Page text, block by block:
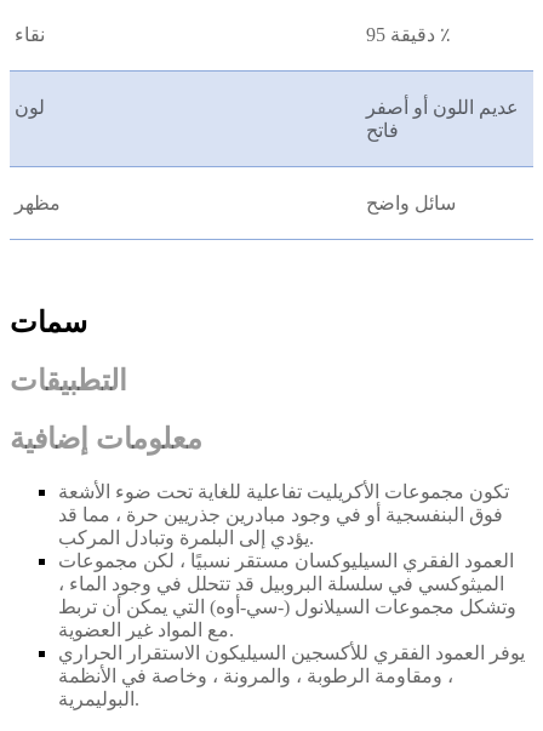
نقاء دقيقة 95 ٪
لون
عديم اللون أو أصفر
فاتح
مظهر سائل واضح
سمات
التطبيقات
معلومات إضافية
تكون مجموعات الأكريليت تفاعلية للغاية تحت ضوء الأشعة
فوق البنفسجية أو في وجود مبادرين جذريين حرة ، مما قد
يؤدي إلى البلمرة وتبادل المركب.
العمود الفقري السيليوكسان مستقر نسبيًا ، لكن مجموعات
الميثوكسي في سلسلة البروبيل قد تتحلل في وجود الماء ،
وتشكل مجموعات السيلانول (-سي- أوه) التي يمكن أن تربط
مع المواد غير العضوية.
يوفر العمود الفقري للأكسجين السيليكون الاستقرار الحراري
، ومقاومة الرطوبة ، والمرونة ، وخاصة في الأنظمة
البوليمرية.